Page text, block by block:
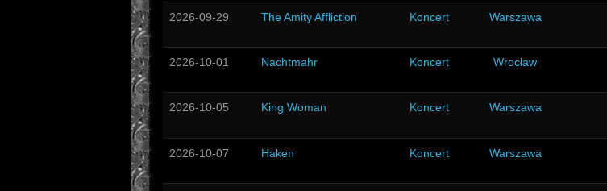
2026-09-29 The Amity Affliction Koncert Warszawa
2026-10-01 Nachtmahr Koncert Wrocław
2026-10-05 King Woman Koncert Warszawa
2026-10-07 Haken Koncert Warszawa